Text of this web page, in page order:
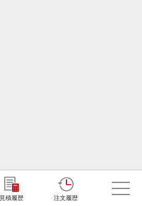
見積履歴 注文履歴